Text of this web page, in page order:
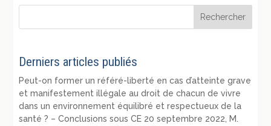
Derniers articles publiés
Peut-on former un référé-liberté en cas d’atteinte grave
et manifestement illégale au droit de chacun de vivre
dans un environnement équilibré et respectueux de la
santé ? – Conclusions sous CE 20 septembre 2022, M.